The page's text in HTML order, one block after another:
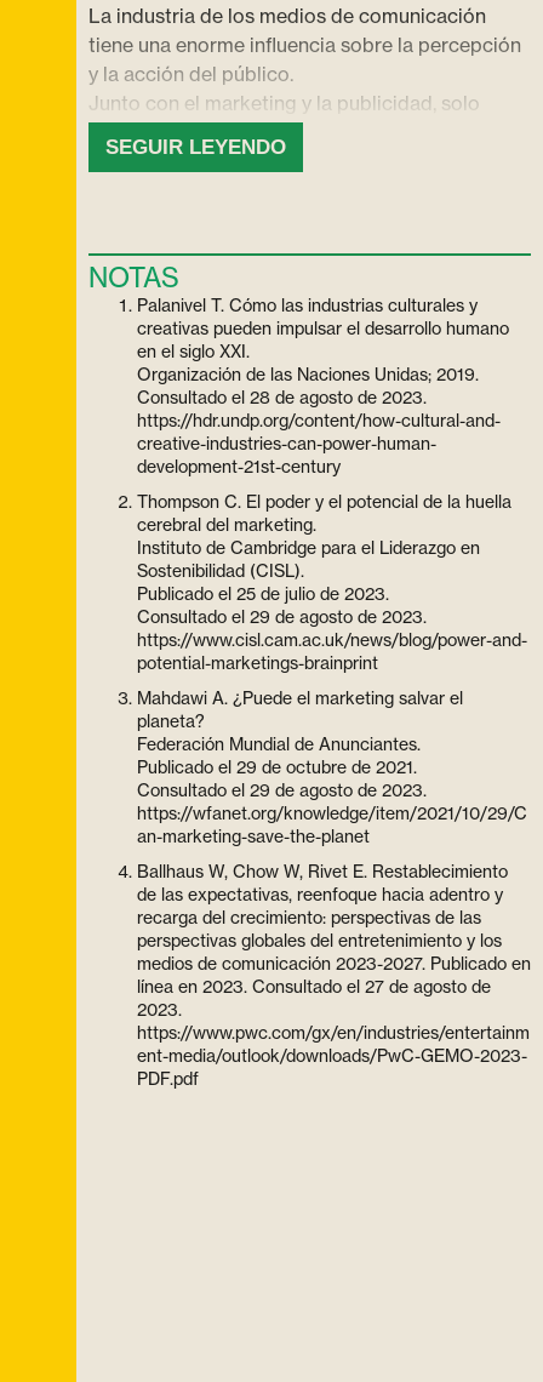
La industria de los medios de comunicación
tiene una enorme influencia sobre la percepción
y la acción del público.
Junto con el marketing y la publicidad, solo
que también da forma a nuestra comprensión de
Es crucial que esta industria reconozca su
influencia, o huella cerebral, en la mentalidad del
público, yendo más allá de la simple
descarbonización de sus propias operaciones.
SEGUIR LEYENDO
NOTAS
Palanivel T. Cómo las industrias culturales y
creativas pueden impulsar el desarrollo humano
en el siglo XXI.
Organización de las Naciones Unidas; 2019.
Consultado el 28 de agosto de 2023.
https://hdr.undp.org/content/how-cultural-and-
creative-industries-can-power-human-
development-21st-century
Thompson C. El poder y el potencial de la huella
cerebral del marketing.
Instituto de Cambridge para el Liderazgo en
Sostenibilidad (CISL).
Publicado el 25 de julio de 2023.
Consultado el 29 de agosto de 2023.
https://www.cisl.cam.ac.uk/news/blog/power-and-
potential-marketings-brainprint
Mahdawi A. ¿Puede el marketing salvar el
planeta?
Federación Mundial de Anunciantes.
Publicado el 29 de octubre de 2021.
Consultado el 29 de agosto de 2023.
https://wfanet.org/knowledge/item/2021/10/29/C
an-marketing-save-the-planet
Ballhaus W, Chow W, Rivet E. Restablecimiento
de las expectativas, reenfoque hacia adentro y
recarga del crecimiento: perspectivas de las
perspectivas globales del entretenimiento y los
medios de comunicación 2023-2027. Publicado en
línea en 2023. Consultado el 27 de agosto de
2023.
https://www.pwc.com/gx/en/industries/entertainm
ent-media/outlook/downloads/PwC-GEMO-2023-
PDF.pdf